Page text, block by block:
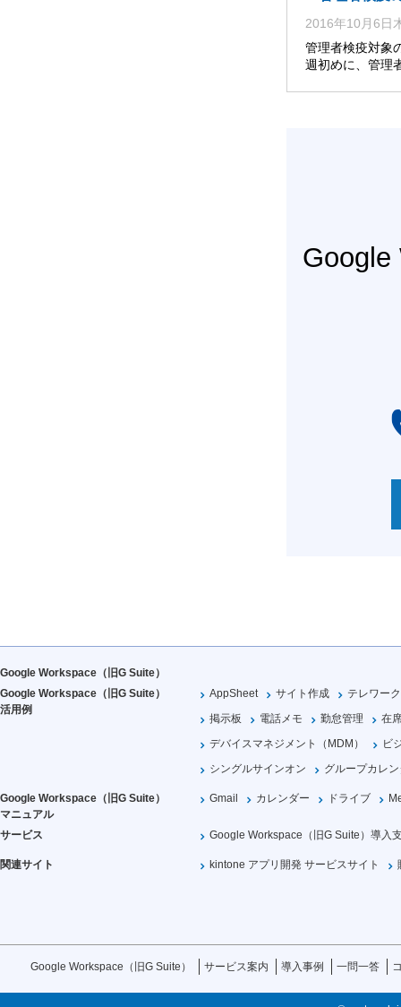
2016年10月6日
管理者検疫対象
週初めに、管理
Google
Google Workspace（旧G Suite）
Google Workspace（旧G Suite）
活用例
AppSheet サイト作成
テレワーク
掲示板
電話メモ 勤怠管理
在
デバイスマネジメント（MDM）
ビ
シングルサインオン
グループカレ
Google Workspace（旧G Suite）
マニュアル
Gmail カレンダー ドライブ
サービス Google Workspace（旧G Suite）導入
関連サイト kintone アプリ開発 サービスサイト
Google Workspace（旧G Suite） サービス案内 導入事例 一問一答